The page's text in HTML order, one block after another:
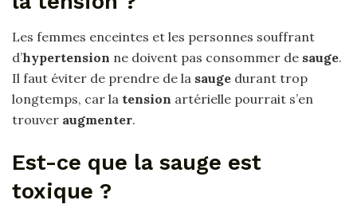
Les femmes enceintes et les personnes souffrant
d’hypertension ne doivent pas consommer de sauge.
Il faut éviter de prendre de la sauge durant trop
longtemps, car la tension artérielle pourrait s’en
trouver augmenter.
Est-ce que la sauge est
toxique ?